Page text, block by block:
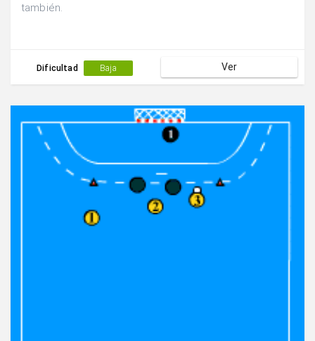
también.
Dificultad Baja Ver